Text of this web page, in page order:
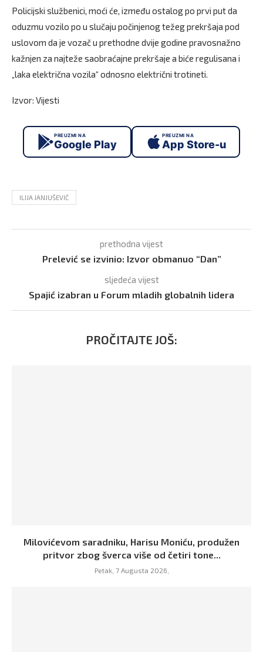
Policijski službenici, moći će, između ostalog po prvi put da
oduzmu vozilo po u slučaju počinjenog težeg prekršaja pod
uslovom da je vozač u prethodne dvije godine pravosnažno
kažnjen za najteže saobraćajne prekršaje a biće regulisana i
„laka električna vozila“ odnosno električni trotineti.
Izvor: Vijesti
PREUZMI NA
Google Play
PREUZMI NA
App Store-u
ILIJA JANJUŠEVIĆ
prethodna vijest
Prelević se izvinio: Izvor obmanuo “Dan”
sljedeća vijest
Spajić izabran u Forum mladih globalnih lidera
PROČITAJTE JOŠ:
Milovićevom saradniku, Harisu Moniću, produžen
pritvor zbog šverca više od četiri tone...
Petak, 7 Augusta 2026,